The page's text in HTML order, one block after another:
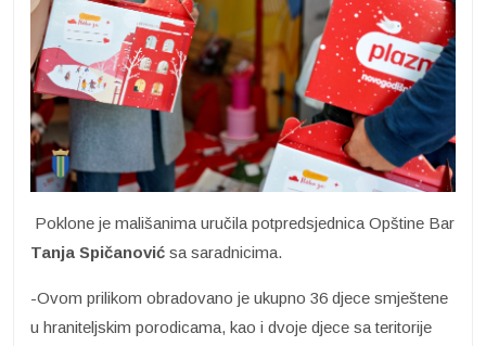
Poklone je mališanima uručila potpredsjednica Opštine Bar
Tanja Spičanović sa saradnicima.
-Ovom prilikom obradovano je ukupno 36 djece smještene
u hraniteljskim porodicama, kao i dvoje djece sa teritorije